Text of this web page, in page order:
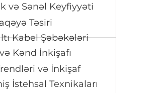
və Sənəl Keyfiyyəti
Təsiri
Kabel Şəbəkələri
Kənd İnkişafı
və İnkişaf
İstehsal Texnikaları